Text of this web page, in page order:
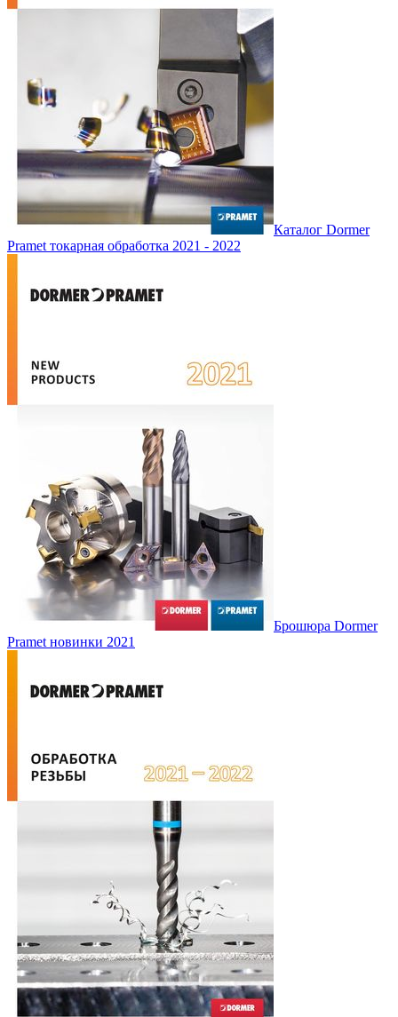
Каталог Dormer
Pramet токарная обработка 2021 - 2022
Брошюра Dormer
Pramet новинки 2021